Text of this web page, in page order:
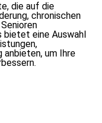
die auf die
chronischen
bietet eine Auswahl
um Ihre